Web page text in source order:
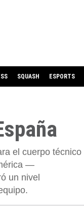
SQUASH ESPORTS
el cuerpo técnico
—
un nivel